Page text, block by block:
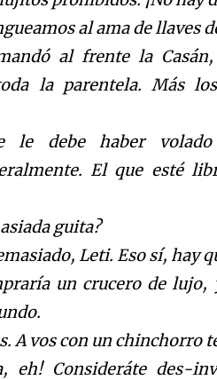
al ama de llaves
óal frente la Casá
la parentela. Más
ledebe haber
El que esté
guita?
Leti. Eso sí, hay
íaun crucero de lujo,
A vos con un chinchorro
eh! Consideráte des-